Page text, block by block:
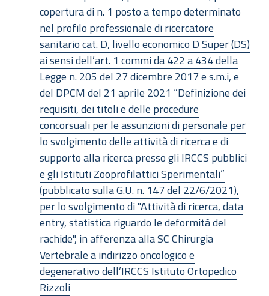
copertura di n. 1 posto a tempo determinato
nel profilo professionale di ricercatore
sanitario cat. D, livello economico D Super (DS)
ai sensi dell’art. 1 commi da 422 a 434 della
Legge n. 205 del 27 dicembre 2017 e s.m.i, e
del DPCM del 21 aprile 2021 “Definizione dei
requisiti, dei titoli e delle procedure
concorsuali per le assunzioni di personale per
lo svolgimento delle attività di ricerca e di
supporto alla ricerca presso gli IRCCS pubblici
e gli Istituti Zooprofilattici Sperimentali”
(pubblicato sulla G.U. n. 147 del 22/6/2021),
per lo svolgimento di "Attività di ricerca, data
entry, statistica riguardo le deformità del
rachide", in afferenza alla SC Chirurgia
Vertebrale a indirizzo oncologico e
degenerativo dell’IRCCS Istituto Ortopedico
Rizzoli